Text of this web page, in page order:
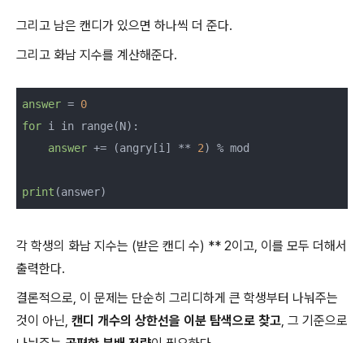
그리고 남은 캔디가 있으면 하나씩 더 준다.
그리고 화남 지수를 계산해준다.
answer = 0
for i in range(N):
answer += (angry[i] ** 2) % mod
print
각 학생의 화남 지수는 (받은 캔디 수) ** 2이고, 이를 모두 더해서
출력한다.
결론적으로, 이 문제는 단순히 그리디하게 큰 학생부터 나눠주는
것이 아닌, 캔디 개수의 상한선을 이분 탐색으로 찾고, 그 기준으로